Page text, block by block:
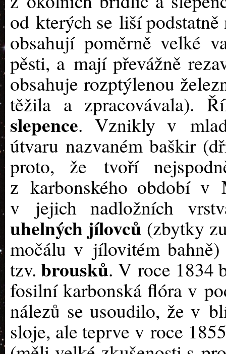
od kterých se liší
obsahují poměrně velké
pěsti, a mají převážně
obsahuje rozptýlenou
těžila a zpracovávala).
slepence. Vznikly v
útvaru nazvaném baškir
proto, že tvoří
z karbonského období
v jejich nadložních
uhelných jílovců (zbytky
močálu v jílovitém
tzv.brousků. V roce 1834
fosilní karbonská flóra v
nálezů se usoudilo, že v
sloje, ale teprve v roce